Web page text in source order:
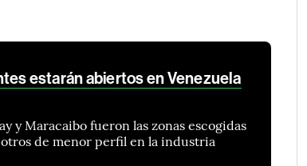
estarán abiertos en Venezuela
y Maracaibo fueron las zonas escogidas
de menor perfil en la industria